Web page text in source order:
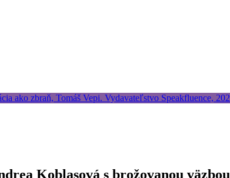
Koblasová s brožovanou väzbou